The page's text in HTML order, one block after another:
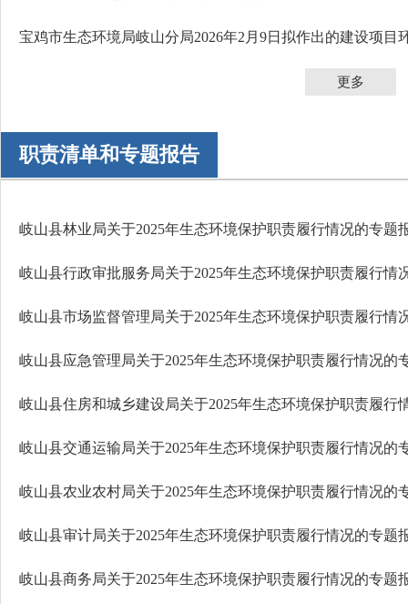
更多
职责清单和专题报告
岐山县林业局关于2025年生态环境保护职责履行情况的专题
岐山县审计局关于2025年生态环境保护职责履行情况的专题
岐山县商务局关于2025年生态环境保护职责履行情况的专题